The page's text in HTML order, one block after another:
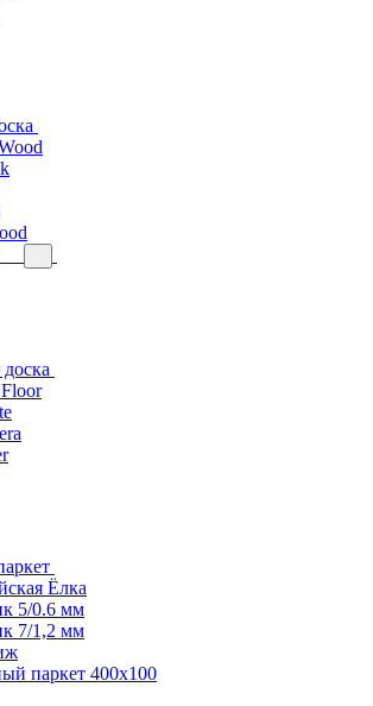
Ёлка
5/0.6 мм
7/1,2 мм
паркет 400x100